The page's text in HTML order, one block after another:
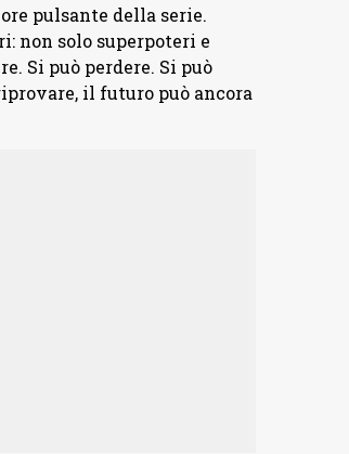
pulsante della serie.
non solo superpoteri e
Si può perdere. Si può
il futuro può ancora